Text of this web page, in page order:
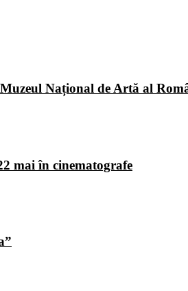
Național de Artă al
mai în cinematografe